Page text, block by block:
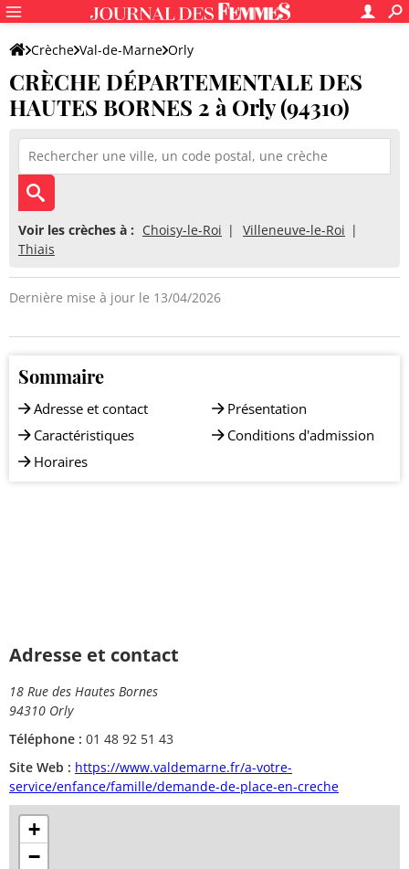
Crèche Val-de-Marne Orly
CRÈCHE DÉPARTEMENTALE DES HAUTES BORNES 2
CRÈCHE DÉPARTEMENTALE DES
HAUTES BORNES 2 à Orly (94310)
Voir les crèches à : Choisy-le-Roi
Villeneuve-le-Roi
Thiais
Dernière mise à jour le 13/04/2026
Sommaire
Adresse et contact
Caractéristiques
Horaires
Présentation
Conditions d'admission
Adresse et contact
18 Rue des Hautes Bornes
94310 Orly
Téléphone : 01 48 92 51 43
Site Web : https://www.valdemarne.fr/a-votre-
service/enfance/famille/demande-de-place-en-creche
+
−